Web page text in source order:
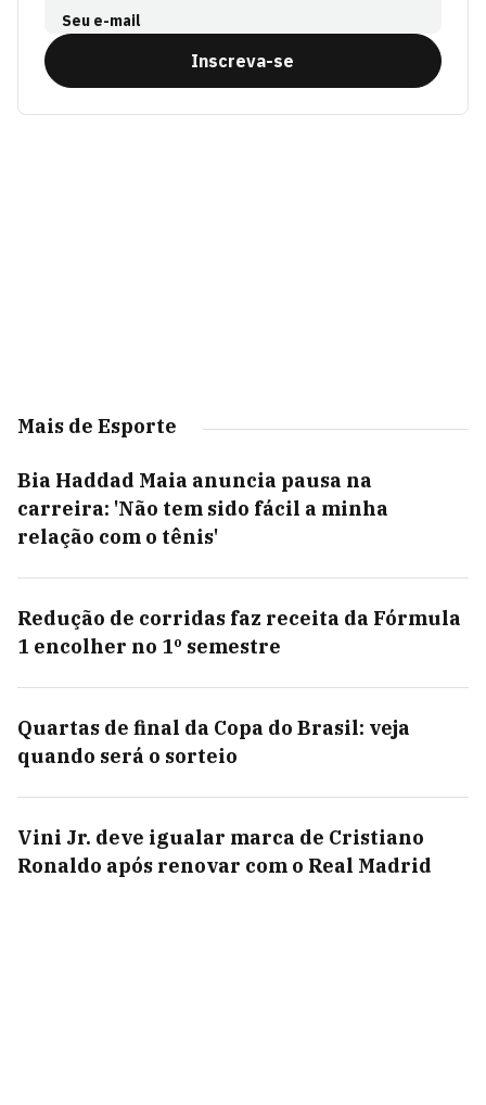
Seu e-mail
Inscreva-se
Mais de Esporte
Bia Haddad Maia anuncia pausa na
carreira: 'Não tem sido fácil a minha
relação com o tênis'
Redução de corridas faz receita da Fórmula
1 encolher no 1º semestre
Quartas de final da Copa do Brasil: veja
quando será o sorteio
Vini Jr. deve igualar marca de Cristiano
Ronaldo após renovar com o Real Madrid